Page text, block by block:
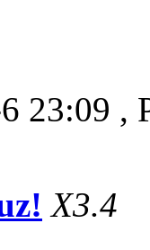
23:09 ,
X3.4